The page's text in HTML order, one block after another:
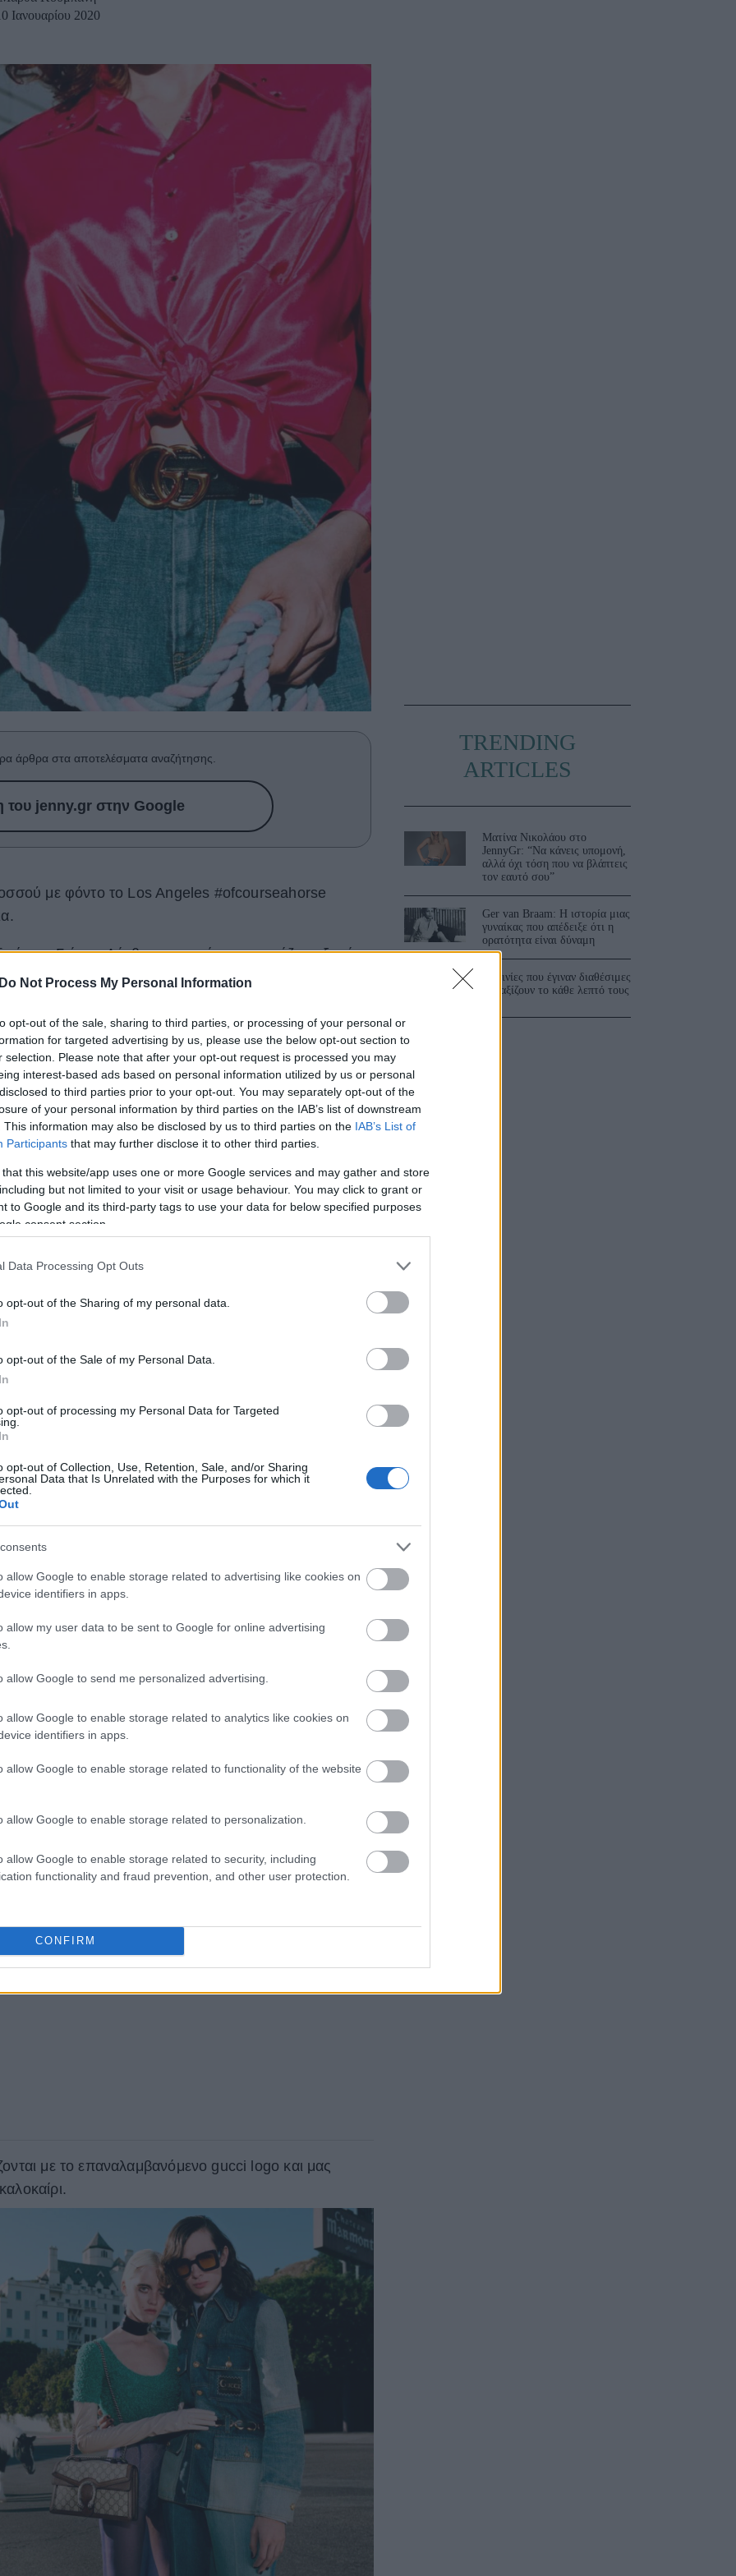
Do Not Process My Personal Information
opt-out of the sale, sharing to third parties, or processing of your personal or
for targeted advertising by us, please use the below opt-out section to
selection. Please note that after your opt-out request is processed you may
interest-based ads based on personal information utilized by us or personal
to third parties prior to your opt-out. You may separately opt-out of the
of your personal information by third parties on the IAB’s list of downstream
This information may also be disclosed by us to third parties on the IAB’s List of
Participants that may further disclose it to other third parties.
that this website/app uses one or more Google services and may gather and store
but not limited to your visit or usage behaviour. You may click to grant or
to Google and its third-party tags to use your data for below specified purposes
consent section.
Data Processing Opt Outs
opt-out of the Sharing of my personal data.
opt-out of the Sale of my Personal Data.
opt-out of processing my Personal Data for Targeted
opt-out of Collection, Use, Retention, Sale, and/or Sharing
Data that Is Unrelated with the Purposes for which it
allow Google to enable storage related to advertising like cookies on
identifiers in apps.
allow my user data to be sent to Google for online advertising
allow Google to send me personalized advertising.
allow Google to enable storage related to analytics like cookies on
identifiers in apps.
allow Google to enable storage related to functionality of the website
allow Google to enable storage related to personalization.
allow Google to enable storage related to security, including
functionality and fraud prevention, and other user protection.
CONFIRM
Χωρίς Ταμπέλες
Market News
Ιανουαρίου 2020
άρθρα στα αποτελέσματα αναζήτησης.
του jenny.gr στην Google
με φόντο το Los Angeles #οfcourseahorse
μας Γιώργο Λάνθιμο, ο οποίος συνεργάζεται ξανά με
με τον καλύτερο τρόπο την έννοια της
κατά τη διάρκεια της επίδειξης μόδας.
είναι σύνθεση του Έλληνα σκηνοθέτη και
αισθητική και με πρωταγωνιστές άλογα
χρώματα, που συνδυάζονται με διαχρονικά
όπως οι αλυσίδες γυαλιών, να κλέβουν την
με το επαναλαμβανόμενο gucci logo και μας
TRENDING
ARTICLES
Ματίνα Νικολάου στο
JennyGr: “Να κάνεις υπομονή,
αλλά όχι τόση που να βλάπτεις
τον εαυτό σου”
Ger van Braam: Η ιστορία μιας
γυναίκας που απέδειξε ότι η
ορατότητα είναι δύναμη
3 ταινίες που έγιναν διαθέσιμες
και αξίζουν το κάθε λεπτό τους